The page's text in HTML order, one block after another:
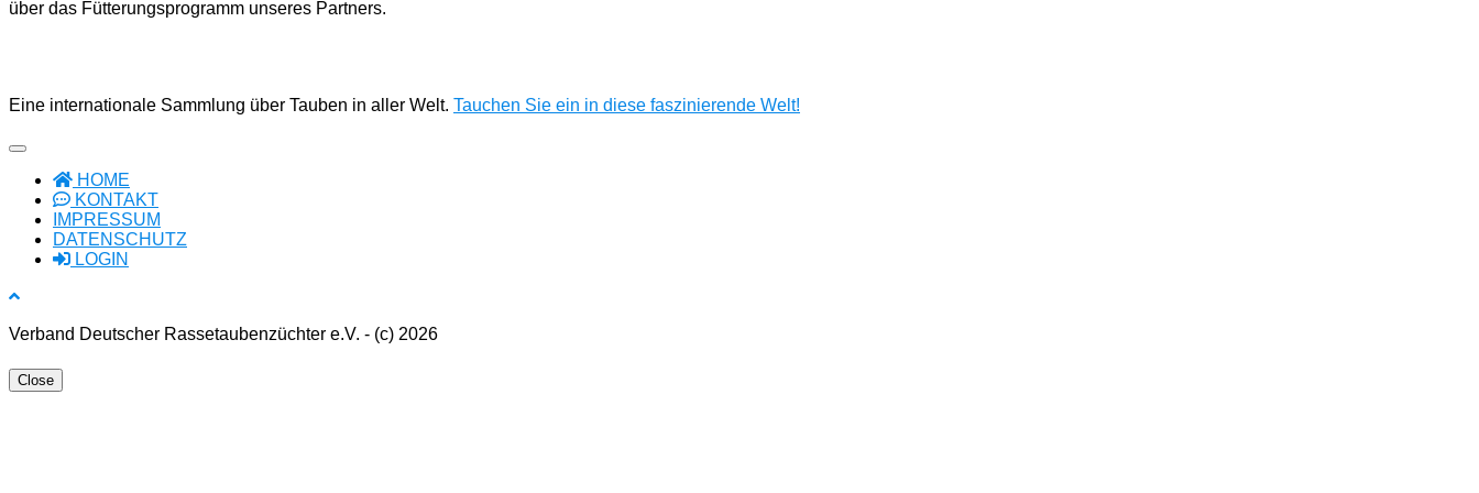
über das Fütterungsprogramm unseres Partners.
Eine internationale Sammlung über Tauben in aller Welt. Tauchen Sie ein in diese faszinierende Welt!
HOME
KONTAKT
IMPRESSUM
DATENSCHUTZ
LOGIN
Verband Deutscher Rassetaubenzüchter e.V. - (c) 2026
Close